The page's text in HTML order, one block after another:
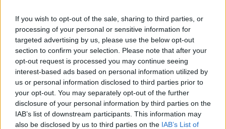
If you wish to opt-out of the sale, sharing to third parties, or
processing of your personal or sensitive information for
targeted advertising by us, please use the below opt-out
section to confirm your selection. Please note that after your
opt-out request is processed you may continue seeing
interest-based ads based on personal information utilized by
us or personal information disclosed to third parties prior to
your opt-out. You may separately opt-out of the further
disclosure of your personal information by third parties on the
IAB’s list of downstream participants. This information may
also be disclosed by us to third parties on the IAB’s List of